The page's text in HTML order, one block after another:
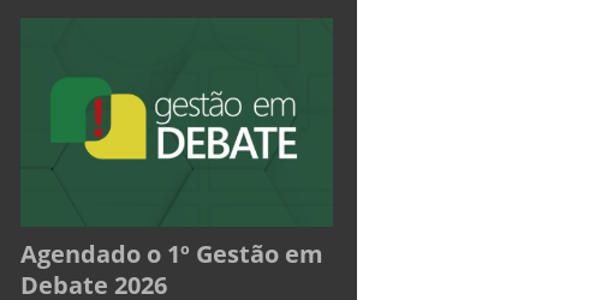
Agendado o 1º Gestão em
Debate 2026